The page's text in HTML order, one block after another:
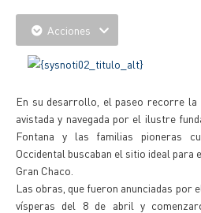
Acciones
En su desarrollo, el paseo recorre la
avistada y navegada por el ilustre
Fontana y las familias pioneras
Occidental buscaban el sitio ideal para
Gran Chaco.
Las obras, que fueron anunciadas por
vísperas del 8 de abril y